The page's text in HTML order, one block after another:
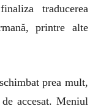
traducerea
printre alte
prea mult,
accesat. Meniul